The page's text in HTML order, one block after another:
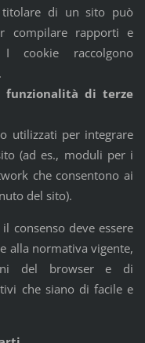
titolare di un sito può
compilare rapporti e
cookie raccolgono
funzionalità di terze
utilizzati per integrare
(ad es., moduli per i
che consentono ai
del sito).
consenso deve essere
alla normativa vigente,
del browser e di
che siano di facile e